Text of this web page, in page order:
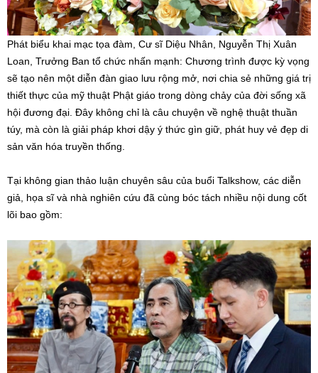
Phát biểu khai mạc tọa đàm, Cư sĩ Diệu Nhân, Nguyễn Thị Xuân
Loan, Trưởng Ban tổ chức nhấn mạnh: Chương trình được kỳ vọng
sẽ tạo nên một diễn đàn giao lưu rộng mở, nơi chia sẻ những giá trị
thiết thực của mỹ thuật Phật giáo trong dòng chảy của đời sống xã
hội đương đại. Đây không chỉ là câu chuyện về nghệ thuật thuần
túy, mà còn là giải pháp khơi dậy ý thức gìn giữ, phát huy vẻ đẹp di
sản văn hóa truyền thống.
Tại không gian thảo luận chuyên sâu của buổi Talkshow, các diễn
giả, họa sĩ và nhà nghiên cứu đã cùng bóc tách nhiều nội dung cốt
lõi bao gồm: